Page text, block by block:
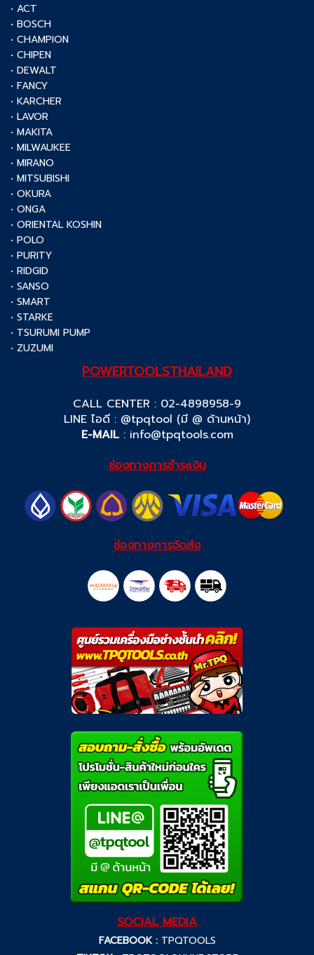
• ACT
• BOSCH
• CHAMPION
• CHIPEN
• DEWALT
• FANCY
• KARCHER
• LAVOR
• MAKITA
• MILWAUKEE
• MIRANO
• MITSUBISHI
• OKURA
• ONGA
• ORIENTAL KOSHIN
• POLO
• PURITY
• RIDGID
• SANSO
• SMART
• STARKE
• TSURUMI PUMP
• ZUZUMI
POWERTOOLSTHAILAND
CALL CENTER : 02-4898958-9
LINE ไอดี : @tpqtool (มี @ ด้านหน้า)
E-MAIL: info@tpqtools.com
ช่องทางการชำระเงิน
ช่องทางการจัดส่ง
SOCIAL MEDIA
FACEBOOK : TPQTOOLS